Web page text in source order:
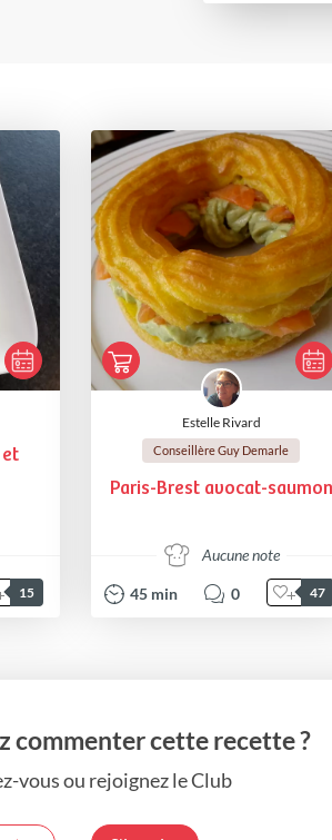
15
Estelle Rivard
Conseillère Guy Demarle
Paris-Brest avocat-saumon
Aucune note
45 min 0 47
commenter cette recette ?
vous ou rejoignez le Club